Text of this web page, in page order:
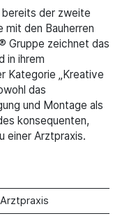
bereits der zweite
mit den Bauherren
Gruppe zeichnet das
in ihrem
Kategorie „Kreative
das
und Montage als
konsequenten,
einer Arztpraxis.